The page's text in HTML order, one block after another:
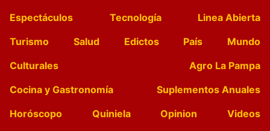
Espectáculos
Tecnología
Linea Abierta
Turismo
Salud Edictos País
Mundo
Culturales
Agro La Pampa
Cocina y Gastronomía
Suplementos Anuales
Horóscopo
Quiniela Opinion
Videos